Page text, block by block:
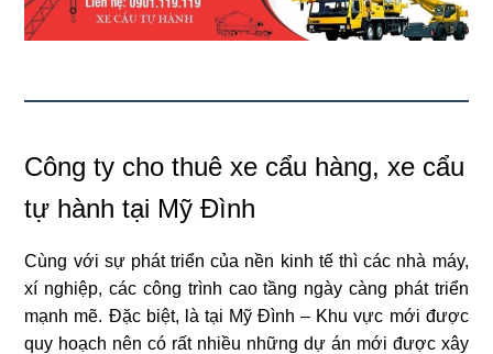
Công ty cho thuê xe cẩu hàng, xe cẩu
tự hành tại Mỹ Đình
Cùng với sự phát triển của nền kinh tế thì các nhà máy,
xí nghiệp, các công trình cao tầng ngày càng phát triển
mạnh mẽ. Đặc biệt, là tại Mỹ Đình – Khu vực mới được
quy hoạch nên có rất nhiều những dự án mới được xây